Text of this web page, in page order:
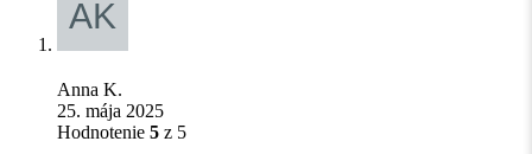
Anna K.
25. mája 2025
Hodnotenie 5 z 5